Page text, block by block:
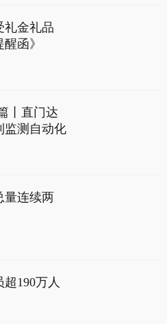
礼金礼品
函》
丨直门达
监测自动化
量连续两
190万人